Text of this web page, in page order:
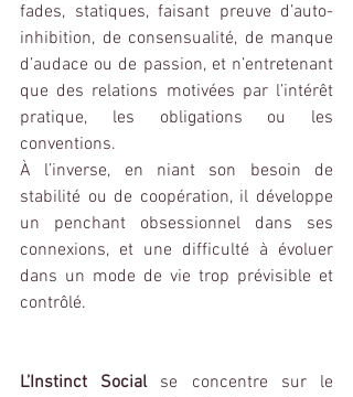
fades, statiques, faisant preuve d’auto-
inhibition, de consensualité, de manque
d’audace ou de passion, et n’entretenant
que des relations motivées par l’intérêt
pratique, les obligations ou les
conventions.
À l’inverse, en niant son besoin de
stabilité ou de coopération, il développe
un penchant obsessionnel dans ses
connexions, et une difficulté à évoluer
dans un mode de vie trop prévisible et
contrôlé.
L’Instinct Social se concentre sur le